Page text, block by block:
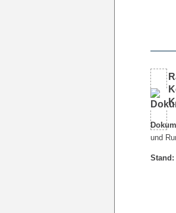
und
Stand: